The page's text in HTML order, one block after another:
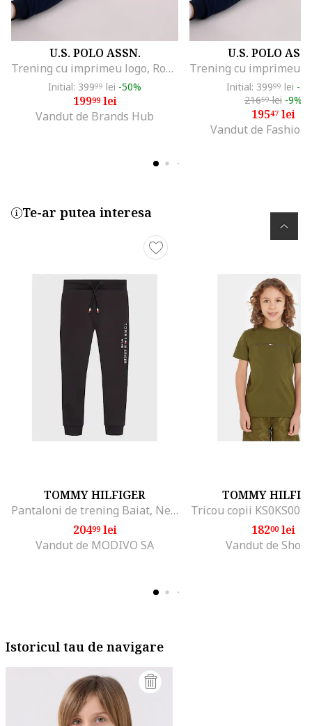
U.S. POLO ASSN.
Trening cu imprimeu logo, Rosu/Alb/Bleumarin
Initial: 39999 lei -50%
19999lei
Vandut de Brands Hub
U.S. POLO
Initial: 39999 lei -
21659lei -9%
19547lei
Vandut de Fashion
Te-ar putea interesa
TOMMY HILFIGER
Pantaloni de trening Baiat, Negru, 100% bumbac, 4Y
20499lei
Vandut de MODIVO SA
TOMMY
Tricou copii
18200lei
Vandut de
Istoricul tau de navigare